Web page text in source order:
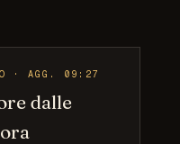
· AGG. 09:27
dalle